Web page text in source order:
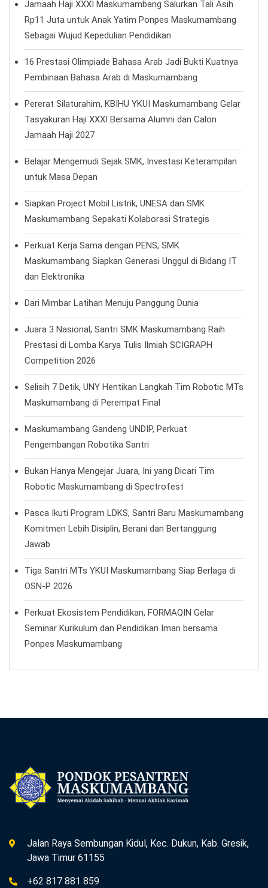
Jamaah Haji XXXI Maskumambang Salurkan Tali Asih
Rp11 Juta untuk Anak Yatim Ponpes Maskumambang
Sebagai Wujud Kepedulian Pendidikan
16 Prestasi Olimpiade Bahasa Arab Jadi Bukti Kuatnya
Pembinaan Bahasa Arab di Maskumambang
Pererat Silaturahim, KBIHU YKUI Maskumambang Gelar
Tasyakuran Haji XXXI Bersama Alumni dan Calon
Jamaah Haji 2027
Belajar Mengemudi Sejak SMK, Investasi Keterampilan
untuk Masa Depan
Siapkan Project Mobil Listrik, UNESA dan SMK
Maskumambang Sepakati Kolaborasi Strategis
Perkuat Kerja Sama dengan PENS, SMK
Maskumambang Siapkan Generasi Unggul di Bidang IT
dan Elektronika
Dari Mimbar Latihan Menuju Panggung Dunia
Juara 3 Nasional, Santri SMK Maskumambang Raih
Prestasi di Lomba Karya Tulis Ilmiah SCIGRAPH
Competition 2026
Selisih 7 Detik, UNY Hentikan Langkah Tim Robotic MTs
Maskumambang di Perempat Final
Maskumambang Gandeng UNDIP, Perkuat
Pengembangan Robotika Santri
Bukan Hanya Mengejar Juara, Ini yang Dicari Tim
Robotic Maskumambang di Spectrofest
Pasca Ikuti Program LDKS, Santri Baru Maskumambang
Komitmen Lebih Disiplin, Berani dan Bertanggung
Jawab
Tiga Santri MTs YKUI Maskumambang Siap Berlaga di
OSN-P 2026
Perkuat Ekosistem Pendidikan, FORMAQIN Gelar
Seminar Kurikulum dan Pendidikan Iman bersama
Ponpes Maskumambang
Jalan Raya Sembungan Kidul, Kec. Dukun, Kab. Gresik,
Jawa Timur 61155
+62 817 881 859